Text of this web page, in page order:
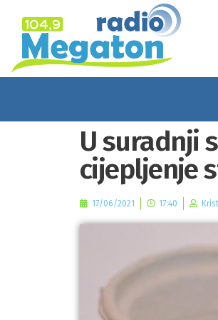
U suradnji
cijepljenje
17/06/2021 17:40